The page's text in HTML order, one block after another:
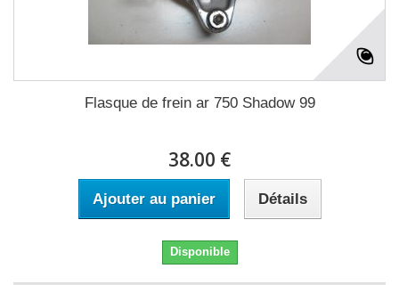
Flasque de frein ar 750 Shadow 99
38.00 €
Ajouter au panier Détails
Disponible